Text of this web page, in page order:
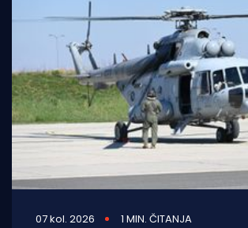
07 kol. 2026 1 MIN. ČITANJA